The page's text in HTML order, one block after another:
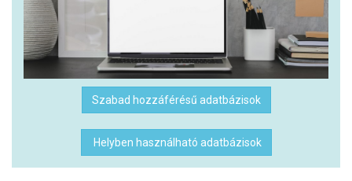
Szabad hozzáférésű adatbázisok
Helyben használható adatbázisok